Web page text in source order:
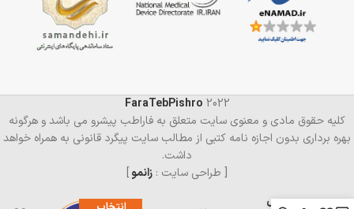
FaraTebPishro 2022
کلیه حقوق مادی و معنوی سایت متعلق به فاراطب پیشرو می باشد و هرگونه
بهره برداری بدون اجازه نامه کتبی از مطالب سایت پیگرد قانونی به همراه خواهد
داشت.
[ طراحی سایت : زانمو]
فرز مدل